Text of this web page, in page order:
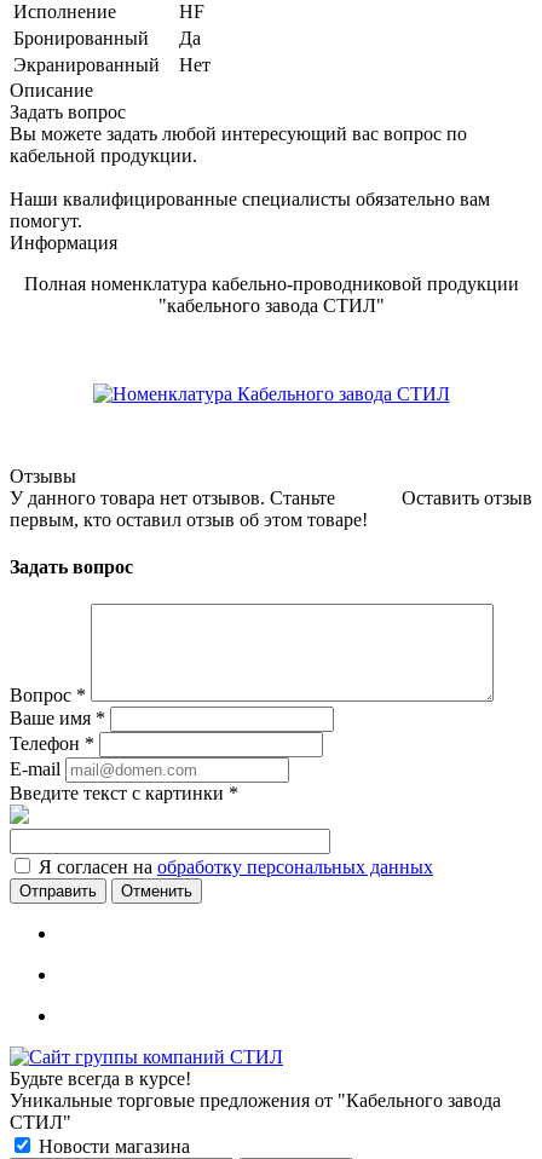
Исполнение
HF
Бронированный
Да
Экранированный
Нет
Описание
Задать вопрос
Вы можете задать любой интересующий вас вопрос по
кабельной продукции.
Наши квалифицированные специалисты обязательно вам
помогут.
Информация
Полная номенклатура кабельно-проводниковой продукции
"кабельного завода СТИЛ"
Отзывы
Оставить отзыв
У данного товара нет отзывов. Станьте
первым, кто оставил отзыв об этом товаре!
Задать вопрос
Вопрос *
Ваше имя *
Телефон *
E-mail
Введите текст с картинки *
Я согласен на обработку персональных данных
Отменить
Будьте всегда в курсе!
Уникальные торговые предложения от "Кабельного завода
СТИЛ"
Новости магазина